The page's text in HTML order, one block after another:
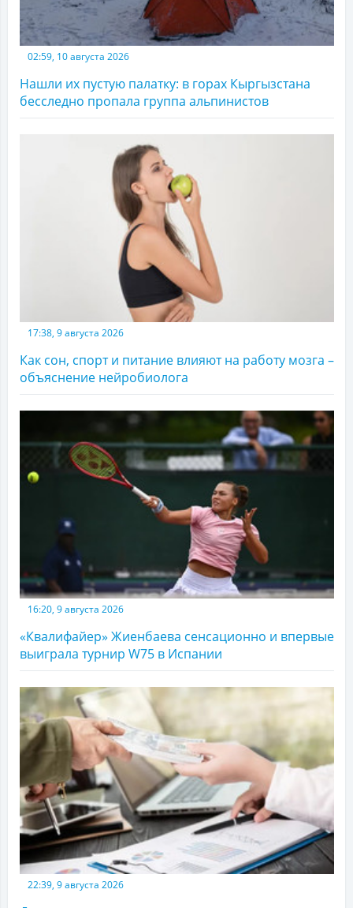
02:59, 10 августа 2026
Нашли их пустую палатку: в горах Кыргызстана
бесследно пропала группа альпинистов
17:38, 9 августа 2026
Как сон, спорт и питание влияют на работу мозга –
объяснение нейробиолога
16:20, 9 августа 2026
«Квалифайер» Жиенбаева сенсационно и впервые
выиграла турнир W75 в Испании
22:39, 9 августа 2026